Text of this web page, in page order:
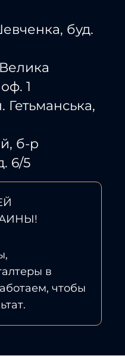
буд.
1
Гетьманська,
б-р
6/5
в
чтобы